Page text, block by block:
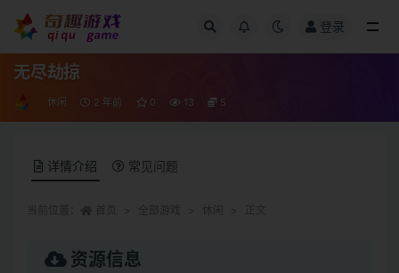
登录
无尽劫掠
休闲 2 年前 0 13 5
详情介绍 常见问题
资源信息